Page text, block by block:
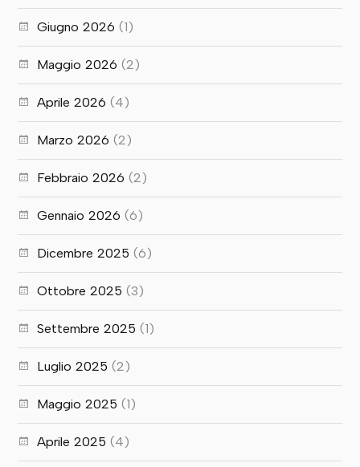
Giugno 2026 (1)
Maggio 2026 (2)
Aprile 2026 (4)
Marzo 2026 (2)
Febbraio 2026 (2)
Gennaio 2026 (6)
Dicembre 2025 (6)
Ottobre 2025 (3)
Settembre 2025 (1)
Luglio 2025 (2)
Maggio 2025 (1)
Aprile 2025 (4)